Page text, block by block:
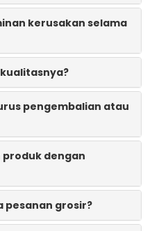
kerusakan selama
pengembalian atau
produk dengan
pesanan grosir?